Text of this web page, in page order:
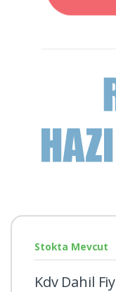
Stokta Mevcut
Kdv Dahil